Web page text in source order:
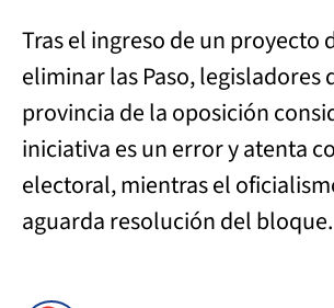
Tras el ingreso de un proyecto
eliminar las Paso, legisladores
provincia de la oposición
iniciativa es un error y atenta
electoral, mientras el
aguarda resolución del bloque.